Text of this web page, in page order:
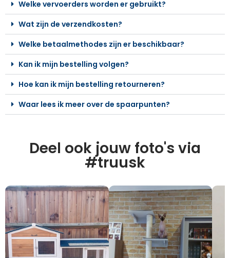
Welke vervoerders worden er gebruikt?
Wat zijn de verzendkosten?
Welke betaalmethodes zijn er beschikbaar?
Kan ik mijn bestelling volgen?
Hoe kan ik mijn bestelling retourneren?
Waar lees ik meer over de spaarpunten?
Deel ook jouw foto's via
#truusk